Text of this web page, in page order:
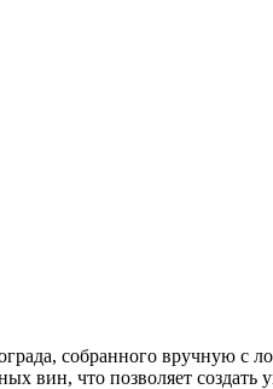
собранного вручную с
вин, что позволяет